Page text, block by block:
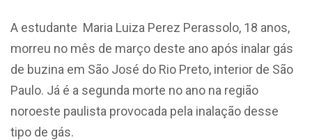
A estudante Maria Luiza Perez Perassolo, 18 anos,
morreu no mês de março deste ano após inalar gás
de buzina em São José do Rio Preto, interior de São
Paulo. Já é a segunda morte no ano na região
noroeste paulista provocada pela inalação desse
tipo de gás.